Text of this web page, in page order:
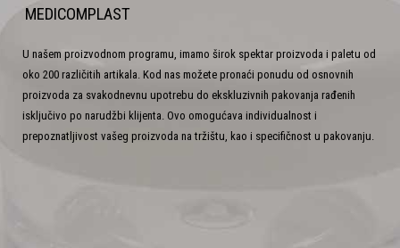
MEDICOMPLAST
U našem proizvodnom programu, imamo širok spektar proizvoda i paletu od
oko 200 različitih artikala. Kod nas možete pronaći ponudu od osnovnih
proizvoda za svakodnevnu upotrebu do ekskluzivnih pakovanja rađenih
isključivo po narudžbi klijenta. Ovo omogućava individualnost i
prepoznatljivost vašeg proizvoda na tržištu, kao i specifičnost u pakovanju.